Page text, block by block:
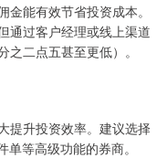
能有效节省投资成本。
通过客户经理或线上渠道
二点五甚至更低）。
提升投资效率。建议选择
等高级功能的券商。